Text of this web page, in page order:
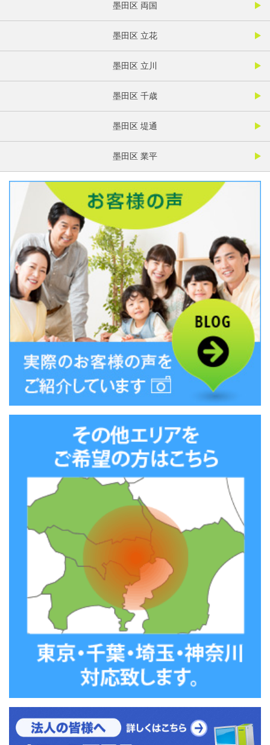
墨田区 両国
墨田区 立花
墨田区 立川
墨田区 千歳
墨田区 堤通
墨田区 業平